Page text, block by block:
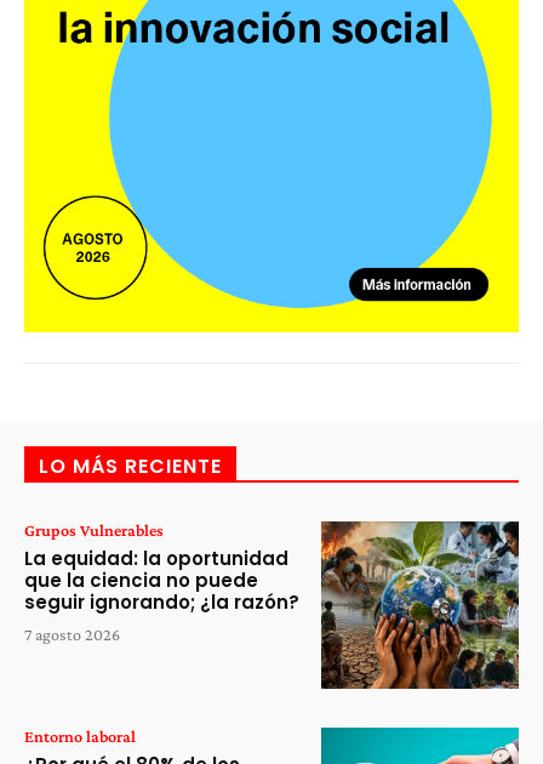
LO MÁS RECIENTE
Grupos Vulnerables
La equidad: la oportunidad
que la ciencia no puede
seguir ignorando; ¿la razón?
7 agosto 2026
Entorno laboral